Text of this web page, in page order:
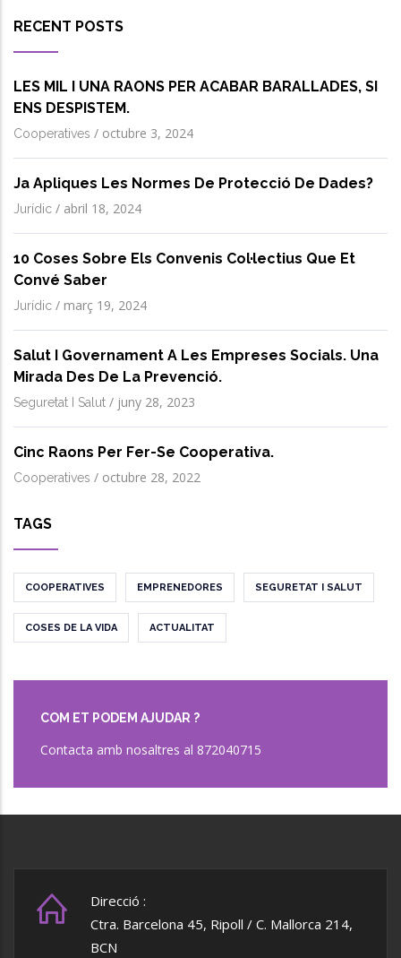
RECENT POSTS
LES MIL I UNA RAONS PER ACABAR BARALLADES, SI
ENS DESPISTEM.
Cooperatives / octubre 3, 2024
Ja Apliques Les Normes De Protecció De Dades?
Jurídic / abril 18, 2024
10 Coses Sobre Els Convenis Col·lectius Que Et
Convé Saber
Jurídic / març 19, 2024
Salut I Governament A Les Empreses Socials. Una
Mirada Des De La Prevenció.
Seguretat I Salut / juny 28, 2023
Cinc Raons Per Fer-Se Cooperativa.
Cooperatives / octubre 28, 2022
TAGS
COOPERATIVES EMPRENEDORES SEGURETAT I SALUT
COSES DE LA VIDA ACTUALITAT
COM ET PODEM AJUDAR ?
Contacta amb nosaltres al 872040715
Direcció :
Ctra. Barcelona 45, Ripoll / C. Mallorca 214,
BCN